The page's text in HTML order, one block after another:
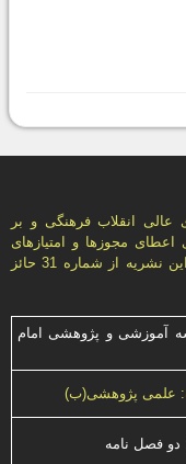
واحده مصوب 24/6/1387 شورای عالی انقلاب فرهنگی و بر
3776 مورخ 5/5/1393 شورای اعطای مجوزها و امتيازهای
علمی وابسته به شورای عالی حوزه‌های علميه، اين نشريه از شماره 31 حائز
آموزشی و پژوهشی امام
علمی پژوهشی(ب)
دو فصل نامه